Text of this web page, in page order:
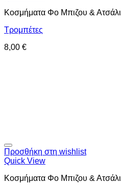
Κοσμήματα Φο Μπιζου & Ατσάλι
Τρομπέτες
8,00 €
Προσθήκη στη wishlist
Quick View
Κοσμήματα Φο Μπιζου & Ατσάλι